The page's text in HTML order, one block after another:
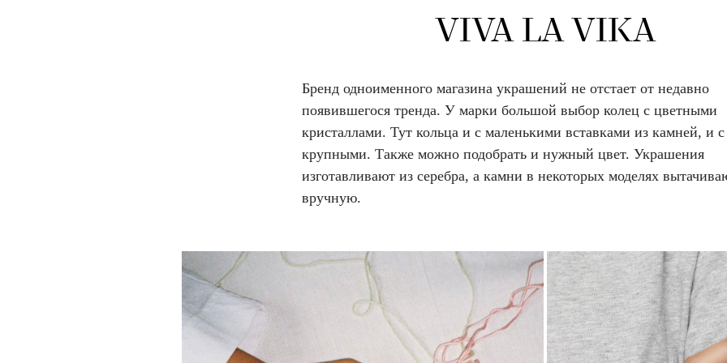
VIVA LA VIKA
Бренд одноименного магазина украшений не отстает от недавно
появившегося тренда. У марки большой выбор колец с цветными
кристаллами. Тут кольца и с маленькими вставками из камней, и с
крупными. Также можно подобрать и нужный цвет. Украшения
изготавливают из серебра, а камни в некоторых моделях
вручную.